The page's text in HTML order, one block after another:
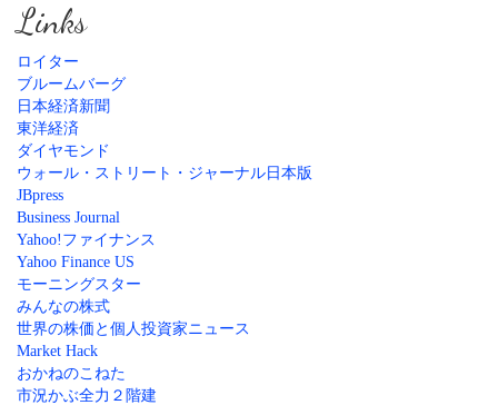
Links
ロイター
ブルームバーグ
日本経済新聞
東洋経済
ダイヤモンド
ウォール・ストリート・ジャーナル日本版
JBpress
Business Journal
Yahoo!ファイナンス
Yahoo Finance US
モーニングスター
みんなの株式
世界の株価と個人投資家ニュース
Market Hack
おかねのこねた
市況かぶ全力２階建